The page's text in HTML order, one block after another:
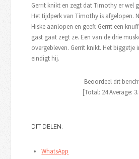
Gerrit knikt en zegt dat Timothy er wel
Het tijdperk van Timothy is afgelopen.
Hiske aanlopen en geeft Gerrit een
gast gaat zegt ze. Een van de drie
overgebleven. Gerrit knikt. Het biggetje
eindigt hij.
Beoordeel dit
[Total: 24Average:
DIT DELEN:
WhatsApp